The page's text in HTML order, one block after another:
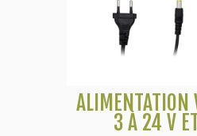
ALIMENTATION
3 À 24 V